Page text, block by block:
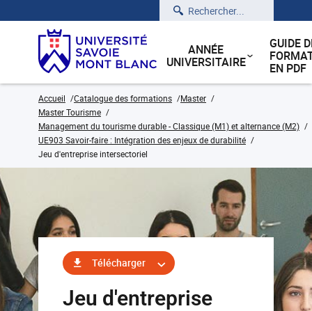
Rechercher
ANNÉE
UNIVERSITAIRE
GUIDE
EN PDF
Accueil Catalogue des formations
Master
Master Tourisme
Management du tourisme durable - Classique (M1) et alternance (M2)
UE903 Savoir-faire : Intégration des enjeux de durabilité
Jeu d'entreprise intersectoriel
Télécharger
Jeu d'entreprise